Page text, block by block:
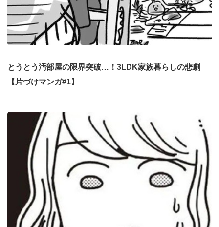
とうとう汚部屋の限界突破…！3LDK家族暮らしの悲劇
【片づけマンガ#1】